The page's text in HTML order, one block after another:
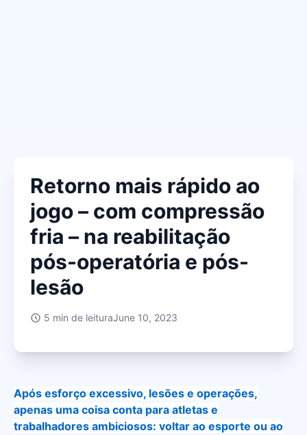
Retorno mais rápido ao
jogo – com compressão
fria – na reabilitação
pós-operatória e pós-
lesão
5 min de leituraJune 10, 2023
Após esforço excessivo, lesões e operações,
apenas uma coisa conta para atletas e
trabalhadores ambiciosos: voltar ao esporte ou ao